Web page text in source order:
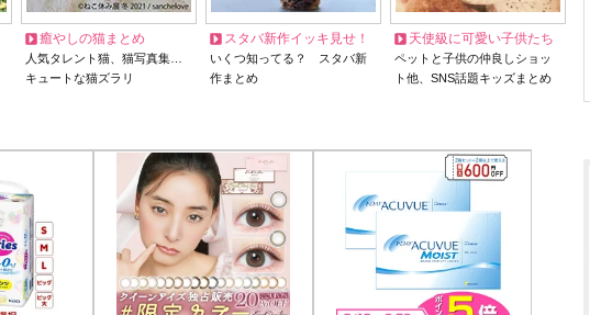
癒やしの猫まとめ
人気タレント猫、猫写真集…
キュートな猫ズラリ
スタバ新作イッキ見せ！
いくつ知ってる？ スタバ新
作まとめ
天使級に可愛い子供たち
ペットと子供の仲良しショッ
ト他、SNS話題キッズまとめ